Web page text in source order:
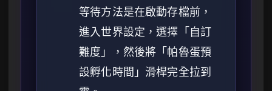
等待方法是在啟動存檔前，
進入世界設定，選擇「自訂
難度」，然後將「帕魯蛋預
設孵化時間」滑桿完全拉到